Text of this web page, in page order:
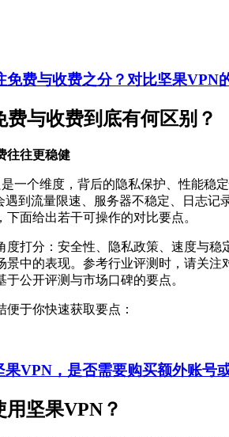
免费与收费之分？对比坚果VPN
与收费到底有何区别？
往往更稳健
一个维度，背后的隐私保护、性能稳
遇到流量限速、服务器不稳定、日志
面给出若干可操作的对比要点。
度打分：安全性、隐私政策、速度与稳
景中的表现。参考行业评测时，请关
公开评测与市场口碑的要点。
于你快速获取要点：
VPN，是否需要购买额外账号
坚果VPN？